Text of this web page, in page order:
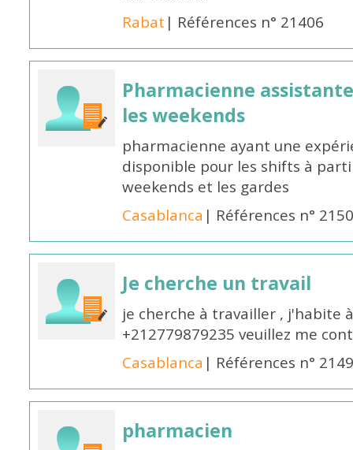
Rabat | Références n° 21406
Pharmacienne
les weekends
pharmacienne ayant une
disponible pour les shifts à
weekends et les gardes
Casablanca | Références n°
Je cherche un travail
je cherche à travailler , j'habite
+212779879235 veuillez me
Casablanca | Références n°
pharmacien